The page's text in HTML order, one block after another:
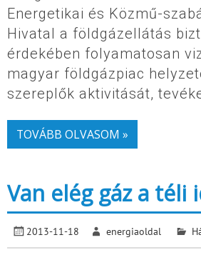
Energetikai és Közmű-
Hivatal a földgázellátás
érdekében folyamatosan
magyar földgázpiac
szereplők aktivitását,
TOVÁBB OLVASOM »
Van elég gáz a téli
2013-11-18 energiaoldal